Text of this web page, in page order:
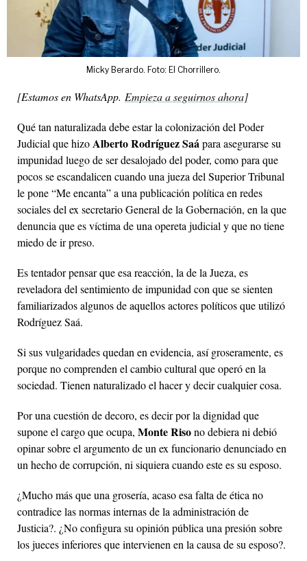
Micky Berardo. Foto: El Chorrillero.
[Estamos en WhatsApp. Empieza a seguirnos ahora]
Qué tan naturalizada debe estar la colonización del Poder
Judicial que hizoAlberto Rodríguez Saápara asegurarse su
impunidad luego de ser desalojado del poder, como para que
pocos se escandalicen cuando una jueza del Superior Tribunal
le pone “Me encanta” a una publicación política en redes
sociales del ex secretario General de la Gobernación, en la que
denuncia que es víctima de una opereta judicial y que no tiene
miedo de ir preso.
Es tentador pensar que esa reacción, la de la Jueza, es
reveladora del sentimiento de impunidad con que se sienten
familiarizados algunos de aquellos actores políticos que utilizó
Rodríguez Saá.
Si sus vulgaridades quedan en evidencia, así groseramente, es
porque no comprenden el cambio cultural que operó en la
sociedad. Tienen naturalizado el hacer y decir cualquier cosa.
Por una cuestión de decoro, es decir por la dignidad que
supone el cargo que ocupa, Monte Risono debiera ni debió
opinar sobre el argumento de un ex funcionario denunciado en
un hecho de corrupción, ni siquiera cuando este es su esposo.
¿Mucho más que una grosería, acaso esa falta de ética no
contradice las normas internas de la administración de
Justicia?. ¿No configura su opinión pública una presión sobre
los jueces inferiores que intervienen en la causa de su esposo?.